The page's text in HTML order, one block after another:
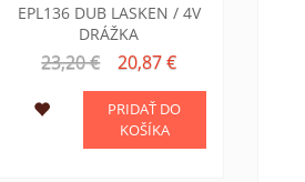
EPL136 DUB LASKEN / 4V
DRÁŽKA
23,20 € 20,87 €
PRIDAŤ DO
KOŠÍKA